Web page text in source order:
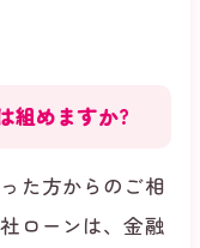
組めますか?
た方からのご相
ローンは、金融